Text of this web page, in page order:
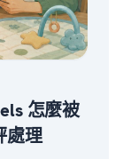
怎麼被
處理